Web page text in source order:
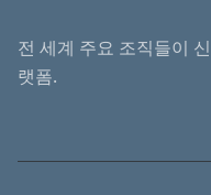
전 세계 주요 조직들이
랫폼.